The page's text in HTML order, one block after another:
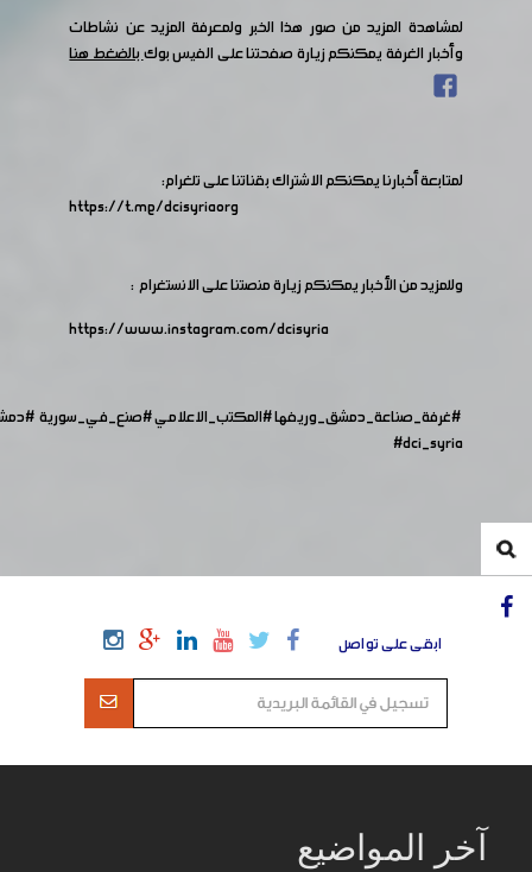
لمشاهدة المزيد من صور هذا الخبر ولمعرفة المزيد عن نشاطات
وأخبار الغرفة يمكنكم زيارة صفحتنا على الفيس بوكبالضغط هنا
لمتابعة أخبارنا يمكنكم الاشتراك بقناتنا على تلغرام:
https://t.me/dcisyriaorg
وللمزيد من الأخبار يمكنكم زيارة منصتنا على الانستغرام :
https://www.instagram.com/dcisyria​
#غرفة_صناعة_دمشق_وريفها#المكتب_الاعلامي#صنع_في_سورية
#dci_syria
ابقى على تواصل
آخر المواضيع